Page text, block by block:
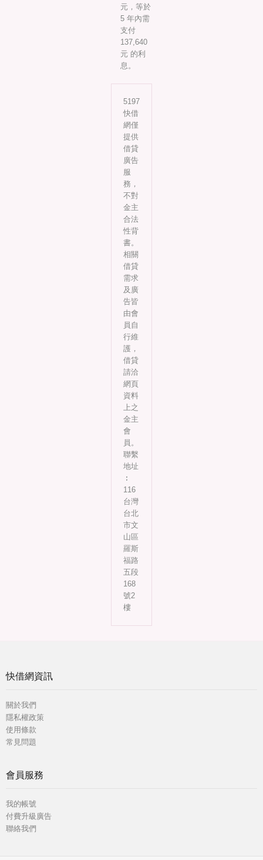
元，等於
5 年內需
支付
137,640
元 的利
息。
5197
快借
網僅
提供
借貸
廣告
服
務，
不對
金主
合法
性背
書。
相關
借貸
需求
及廣
告皆
由會
員自
行維
護，
借貸
請洽
網頁
資料
上之
金主
會
員。
聯繫
地址
︰
116
台灣
台北
市文
山區
羅斯
福路
五段
168
號2
樓
快借網資訊
關於我們
隱私權政策
使用條款
常見問題
會員服務
我的帳號
付費升級廣告
聯絡我們